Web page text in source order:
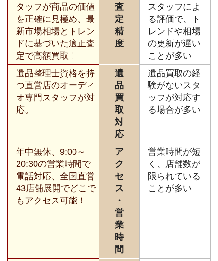
タッフが商品の価値
を正確に見極め、最
新市場相場とトレン
ドに基づいた適正査
定で高額買取！
査
定
精
度
スタッフによ
る評価で、ト
レンドや相場
の更新が遅い
ことが多い
遺品整理士資格を持
つ直営店のオーディ
オ専門スタッフが対
応。
遺
品
買
取
対
応
遺品買取の経
験がないスタ
ッフが対応す
る場合が多い
年中無休、9:00～
20:30の営業時間で
電話対応、全国直営
43店舗展開でどこで
もアクセス可能！
ア
ク
セ
ス
・
営
業
時
間
営業時間が短
く、店舗数が
限られている
ことが多い